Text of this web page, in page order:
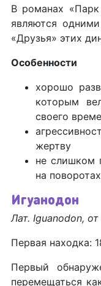
В романах
являются
«Друзья» этих
Особенности
хорошо
которым
своего
жертву
не слишком
на
Игуанодон
Лат. Iguanodon,
Первая находка:
Первый
перемещаться